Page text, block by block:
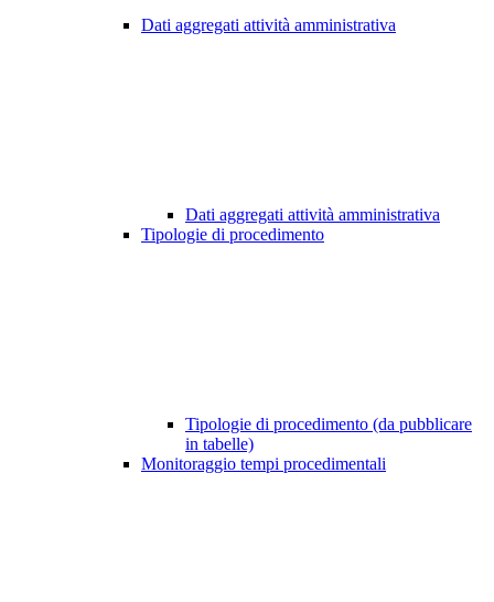
Dati aggregati attività amministrativa
Dati aggregati attività amministrativa
Tipologie di procedimento
Tipologie di procedimento (da pubblicare
in tabelle)
Monitoraggio tempi procedimentali